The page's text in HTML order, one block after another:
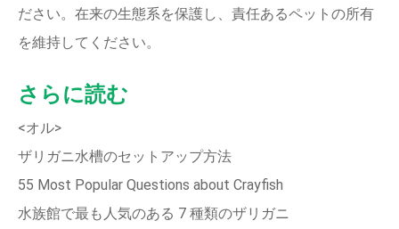
ださい。在来の生態系を保護し、責任あるペットの所有
を維持してください。
さらに読む
<オル>
ザリガニ水槽のセットアップ方法
55 Most Popular Questions about Crayfish
水族館で最も人気のある 7 種類のザリガニ